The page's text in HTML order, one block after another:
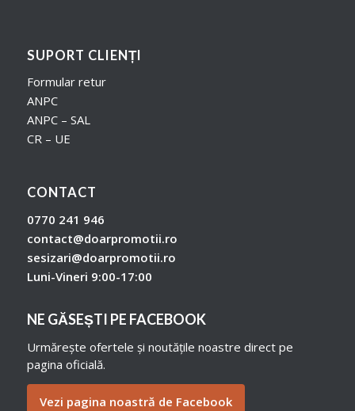
SUPORT CLIENȚI
Formular retur
ANPC
ANPC – SAL
CR – UE
CONTACT
0770 241 946
contact@doarpromotii.ro
sesizari@doarpromotii.ro
Luni-Vineri 9:00-17:00
NE GĂSEȘTI PE FACEBOOK
Urmărește ofertele și noutățile noastre direct pe
pagina oficială.
Vezi pagina noastră de Facebook